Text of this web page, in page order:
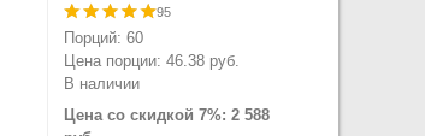
95
Порций: 60
Цена порции: 46.38 руб.
В наличии
Цена со скидкой 7%: 2 588